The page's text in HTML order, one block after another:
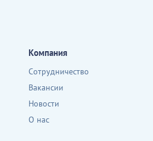
Компания
Сотрудничество
Вакансии
Новости
О нас